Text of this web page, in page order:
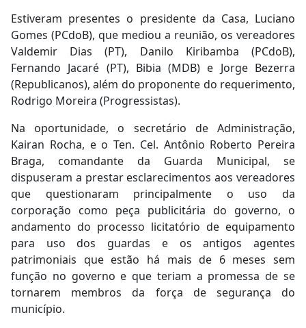
Estiveram presentes o presidente da Casa, Luciano
Gomes (PCdoB), que mediou a reunião, os vereadores
Valdemir Dias (PT), Danilo Kiribamba (PCdoB),
Fernando Jacaré (PT), Bibia (MDB) e Jorge Bezerra
(Republicanos), além do proponente do requerimento,
Rodrigo Moreira (Progressistas).
Na oportunidade, o secretário de Administração,
Kairan Rocha, e o Ten. Cel. Antônio Roberto Pereira
Braga, comandante da Guarda Municipal, se
dispuseram a prestar esclarecimentos aos vereadores
que questionaram principalmente o uso da
corporação como peça publicitária do governo, o
andamento do processo licitatório de equipamento
para uso dos guardas e os antigos agentes
patrimoniais que estão há mais de 6 meses sem
função no governo e que teriam a promessa de se
tornarem membros da força de segurança do
município.